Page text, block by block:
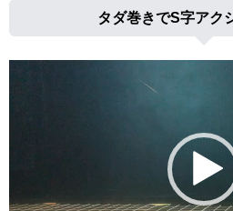
タダ巻きでS字アク
ー